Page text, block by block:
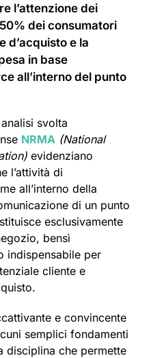
l’attenzione dei
dei consumatori
d’acquisto e la
in base
all’interno del punto
svolta
NRMA (National
evidenziano
l’attività di
all’interno della
di un punto
esclusivamente
bensì
indispensabile per
cliente e
e convincente
semplici fondamenti
disciplina che permette